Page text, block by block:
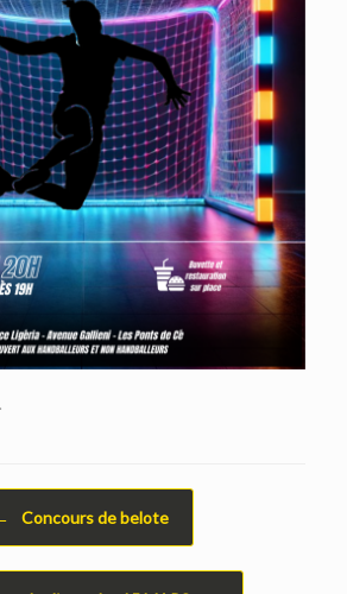
.
Concours de belote